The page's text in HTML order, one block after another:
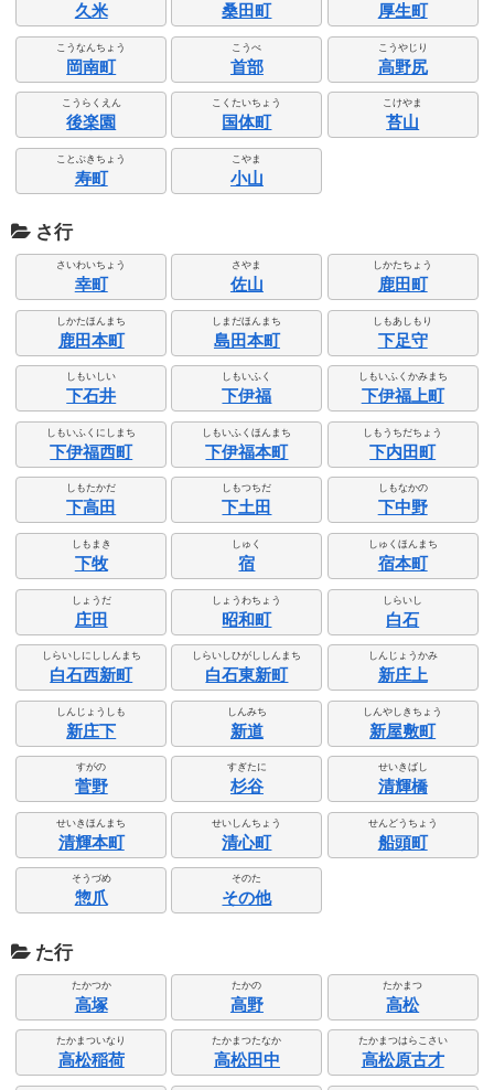
久米 桑田町 厚生町
こうなんちょう
岡南町
こうべ
首部
こうやじり
高野尻
こうらくえん
後楽園
こくたいちょう
国体町
こけやま
苔山
ことぶきちょう
寿町
こやま
小山
さ行
さいわいちょう
幸町
さやま
佐山
しかたちょう
鹿田町
しかたほんまち
鹿田本町
しまだほんまち
島田本町
しもあしもり
下足守
しもいしい
下石井
しもいふく
下伊福
しもいふくかみまち
下伊福上町
しもいふくにしまち
下伊福西町
しもいふくほんまち
下伊福本町
しもうちだちょう
下内田町
しもたかだ
下高田
しもつちだ
下土田
しもなかの
下中野
しもまき
下牧
しゅく
宿
しゅくほんまち
宿本町
しょうだ
庄田
しょうわちょう
昭和町
しらいし
白石
しらいしにししんまち
白石西新町
しらいしひがししんまち
白石東新町
しんじょうかみ
新庄上
しんじょうしも
新庄下
しんみち
新道
しんやしきちょう
新屋敷町
すがの
菅野
すぎたに
杉谷
せいきばし
清輝橋
せいきほんまち
清輝本町
せいしんちょう
清心町
せんどうちょう
船頭町
そうづめ
惣爪
そのた
その他
た行
たかつか
高塚
たかの
高野
たかまつ
高松
たかまついなり
高松稲荷
たかまつたなか
高松田中
たかまつはらこさい
高松原古才